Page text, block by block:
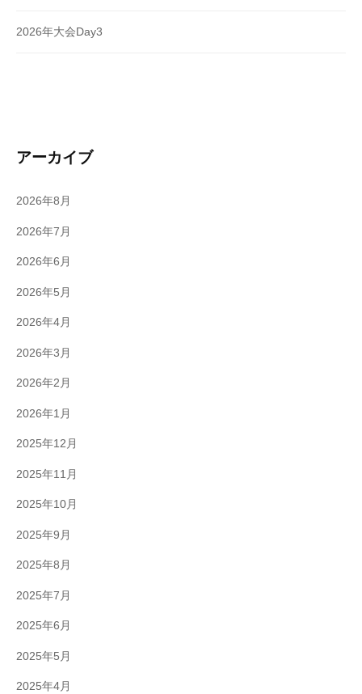
2026年大会Day3
アーカイブ
2026年8月
2026年7月
2026年6月
2026年5月
2026年4月
2026年3月
2026年2月
2026年1月
2025年12月
2025年11月
2025年10月
2025年9月
2025年8月
2025年7月
2025年6月
2025年5月
2025年4月